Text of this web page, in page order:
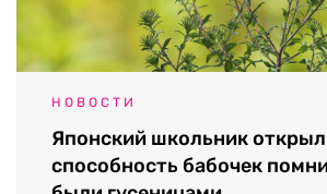
НОВОСТИ
Японский школьник открыл
способность бабочек